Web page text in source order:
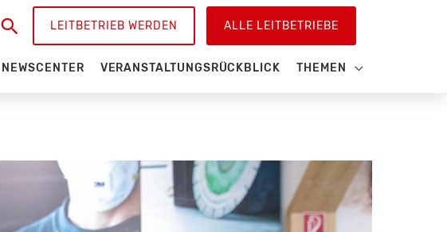
SuchenLEITBETRIEB WERDEN ALLE LEITBETRIEBE
NEWSCENTER VERANSTALTUNGSRÜCKBLICK THEMEN